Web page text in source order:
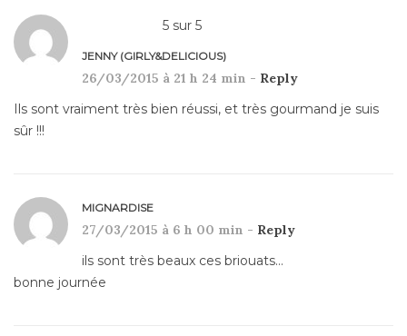
5 sur 5
JENNY (GIRLY&DELICIOUS)
26/03/2015 à 21 h 24 min - Reply
Ils sont vraiment très bien réussi, et très gourmand je suis
sûr !!!
MIGNARDISE
27/03/2015 à 6 h 00 min - Reply
ils sont très beaux ces briouats…
bonne journée